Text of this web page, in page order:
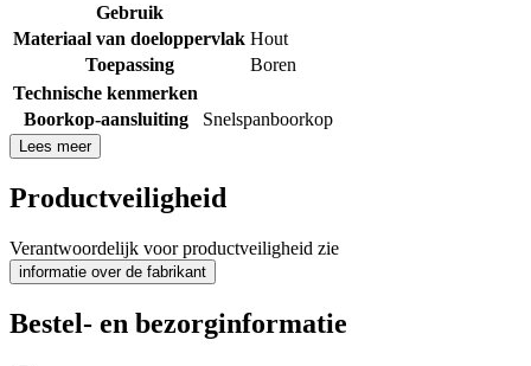
Gebruik
Materiaal van doeloppervlak Hout
Toepassing
Boren
Technische kenmerken
Boorkop-aansluiting
Snelspanboorkop
Lees meer
Productveiligheid
Verantwoordelijk voor productveiligheid zie
informatie over de fabrikant
Bestel- en bezorginformatie